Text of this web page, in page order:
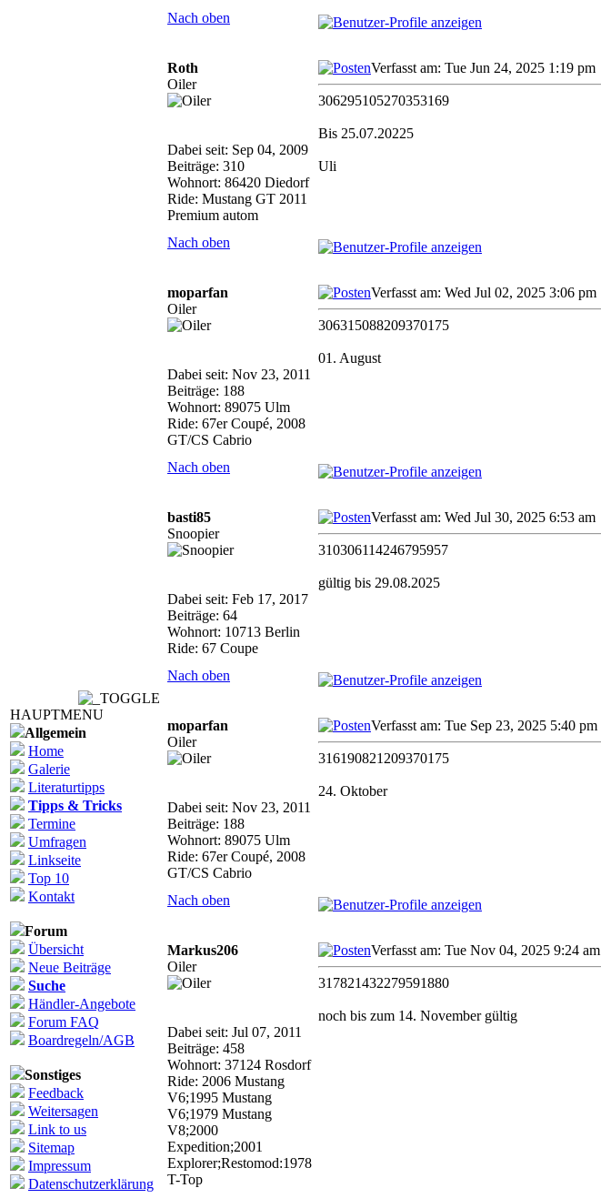
HAUPTMENU
Allgemein
Home
Galerie
Literaturtipps
Tipps & Tricks
Termine
Umfragen
Linkseite
Top 10
Kontakt
Forum
Übersicht
Neue Beiträge
Suche
Händler-Angebote
Forum FAQ
Boardregeln/AGB
Sonstiges
Feedback
Weitersagen
Link to us
Sitemap
Impressum
Datenschutzerklärung
Nach oben
Roth
Oiler
Dabei seit: Sep 04, 2009
Beiträge: 310
Wohnort: 86420 Diedorf
Ride: Mustang GT 2011
Premium autom
Verfasst am: Tue Jun 24, 2025 1:19 pm
306295105270353169
Bis 25.07.20225
Uli
Nach oben
moparfan
Oiler
Dabei seit: Nov 23, 2011
Beiträge: 188
Wohnort: 89075 Ulm
Ride: 67er Coupé, 2008
GT/CS Cabrio
Verfasst am: Wed Jul 02, 2025 3:06 pm
306315088209370175
01. August
Nach oben
basti85
Snoopier
Dabei seit: Feb 17, 2017
Beiträge: 64
Wohnort: 10713 Berlin
Ride: 67 Coupe
Verfasst am: Wed Jul 30, 2025 6:53 am
310306114246795957
gültig bis 29.08.2025
Nach oben
moparfan
Oiler
Dabei seit: Nov 23, 2011
Beiträge: 188
Wohnort: 89075 Ulm
Ride: 67er Coupé, 2008
GT/CS Cabrio
Verfasst am: Tue Sep 23, 2025 5:40 pm
316190821209370175
24. Oktober
Nach oben
Markus206
Oiler
Dabei seit: Jul 07, 2011
Beiträge: 458
Wohnort: 37124 Rosdorf
Ride: 2006 Mustang
V6;1995 Mustang
V6;1979 Mustang
V8;2000
Expedition;2001
Explorer;Restomod:1978
T-Top
Verfasst am: Tue Nov 04, 2025 9:24 am
317821432279591880
noch bis zum 14. November gültig